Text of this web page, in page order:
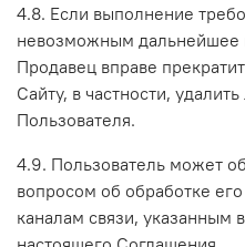
4.8. Если выполнение
невозможным дальнейшее
Продавец вправе
Сайту, в частности,
Пользователя.
4.9. Пользователь может
вопросом об обработке
каналам связи, указанным